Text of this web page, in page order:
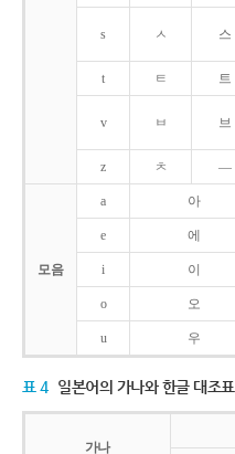
s ㅅ 스
t ㅌ 트
v ㅂ 브
z ㅊ ―
모음
a 아
e 에
i 이
o 오
u 우
표 4 일본어의 가나와 한글 대조표
가나